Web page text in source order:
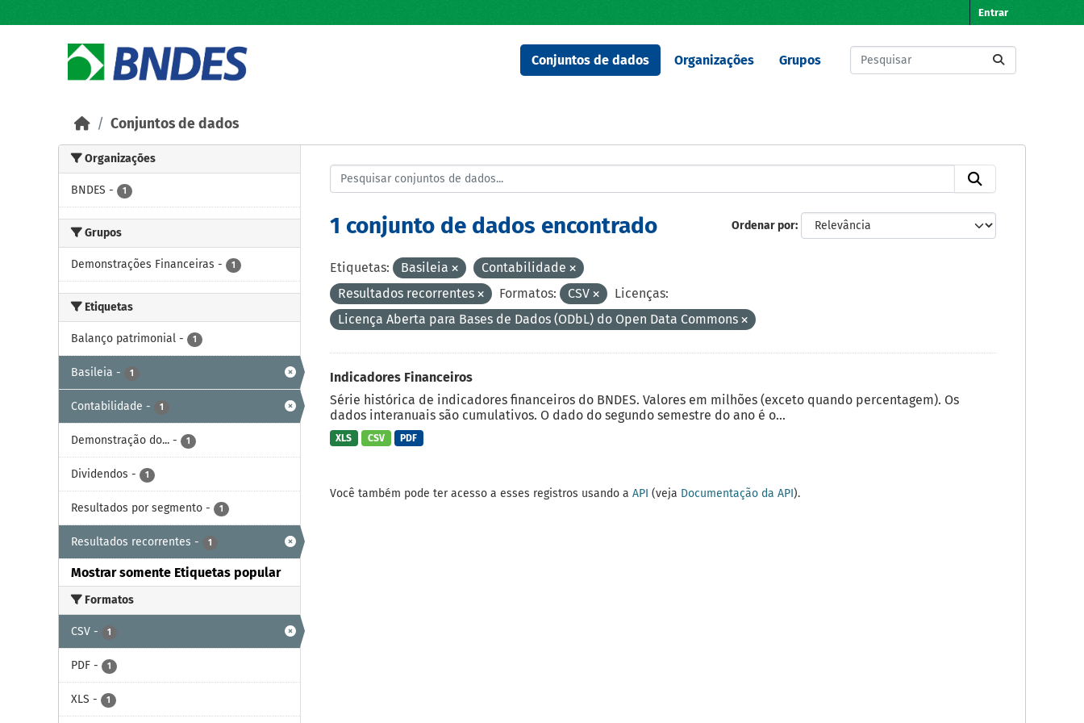
Entrar
Conjuntos de dados Organizações Grupos
Conjuntos de dados
Organizações
BNDES - 1
Grupos
Demonstrações Financeiras - 1
Etiquetas
Balanço patrimonial - 1
Basileia - 1
Contabilidade - 1
Demonstração do... - 1
Dividendos - 1
Resultados por segmento - 1
Resultados recorrentes - 1
Mostrar somente Etiquetas popular
Formatos
CSV - 1
PDF - 1
XLS - 1
Ordenar por
1 conjunto de dados encontrado
Etiquetas: Basileia
Contabilidade
Resultados recorrentes
Formatos: CSV
Licenças:
Licença Aberta para Bases de Dados (ODbL) do Open Data Commons
Indicadores Financeiros
Série histórica de indicadores financeiros do BNDES. Valores em milhões (exceto quando percentagem). Os
dados interanuais são cumulativos. O dado do segundo semestre do ano é o...
XLS CSV PDF
Você também pode ter acesso a esses registros usando a API (veja Documentação da API).